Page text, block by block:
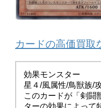
カードの高価買取
効果モンスター
星４/風属性/鳥獣族/
このカードが「剣闘
ターの効果によって